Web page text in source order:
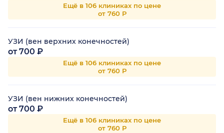
Ещё в 106 клиниках по цене
от 760 Р
УЗИ (вен верхних конечностей)
от 700 ₽
Ещё в 106 клиниках по цене
от 760 Р
УЗИ (вен нижних конечностей)
от 700 ₽
Ещё в 106 клиниках по цене
от 760 Р